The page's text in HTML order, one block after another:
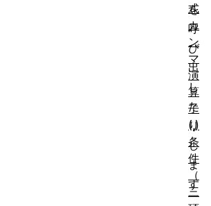
を
呼
び
出
し
た
り
し
ま
す
式
カ
ン
マ
演
算
子
(,)
条
件
（
三